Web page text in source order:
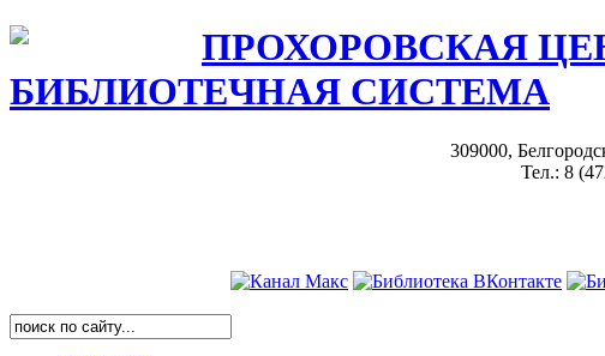
ПРОХОРОВСКАЯ
БИБЛИОТЕЧНАЯ СИСТЕМА
309000,
Тел.: 8